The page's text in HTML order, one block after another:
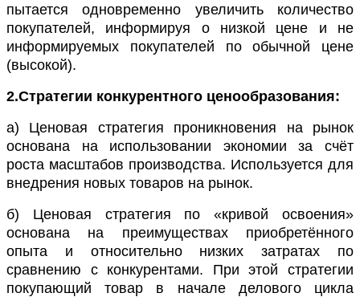
пытается одновременно увеличить количество
покупателей, информируя о низкой цене и не
информируемых покупателей по обычной цене
(высокой).
2.Стратегии конкурентного ценообразования:
а) Ценовая стратегия проникновения на рынок
основана на использовании экономии за счёт
роста масштабов производства. Используется для
внедрения новых товаров на рынок.
б) Ценовая стратегия по «кривой освоения»
основана на преимуществах приобретённого
опыта и относительно низких затратах по
сравнению с конкурентами. При этой стратегии
покупающий товар в начале делового цикла